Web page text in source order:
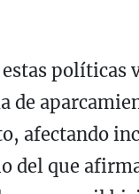
políticas
de
afectando
del que